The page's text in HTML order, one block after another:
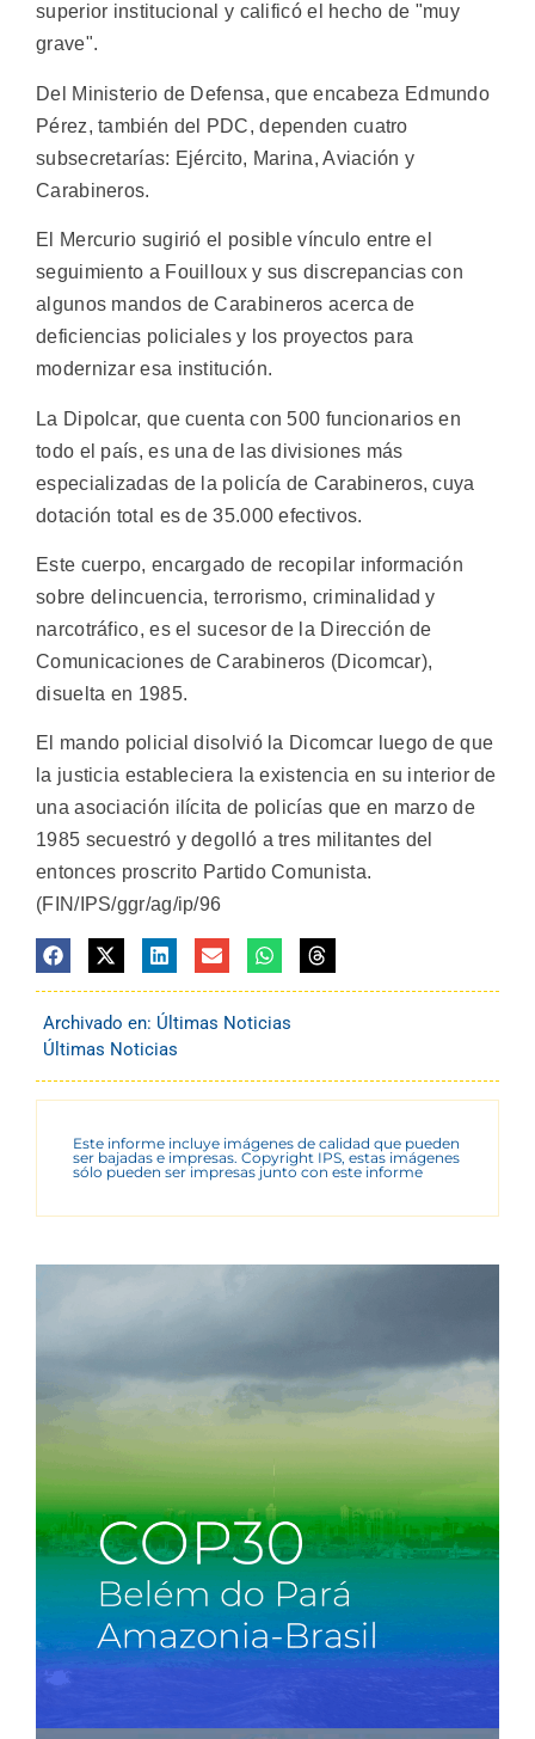
superior institucional y calificó el hecho de "muy
grave".
Del Ministerio de Defensa, que encabeza Edmundo
Pérez, también del PDC, dependen cuatro
subsecretarías: Ejército, Marina, Aviación y
Carabineros.
El Mercurio sugirió el posible vínculo entre el
seguimiento a Fouilloux y sus discrepancias con
algunos mandos de Carabineros acerca de
deficiencias policiales y los proyectos para
modernizar esa institución.
La Dipolcar, que cuenta con 500 funcionarios en
todo el país, es una de las divisiones más
especializadas de la policía de Carabineros, cuya
dotación total es de 35.000 efectivos.
Este cuerpo, encargado de recopilar información
sobre delincuencia, terrorismo, criminalidad y
narcotráfico, es el sucesor de la Dirección de
Comunicaciones de Carabineros (Dicomcar),
disuelta en 1985.
El mando policial disolvió la Dicomcar luego de que
la justicia estableciera la existencia en su interior de
una asociación ilícita de policías que en marzo de
1985 secuestró y degolló a tres militantes del
entonces proscrito Partido Comunista.
(FIN/IPS/ggr/ag/ip/96
Archivado en: Últimas Noticias
Últimas Noticias
Este informe incluye imágenes de calidad que pueden
ser bajadas e impresas. Copyright IPS, estas imágenes
sólo pueden ser impresas junto con este informe